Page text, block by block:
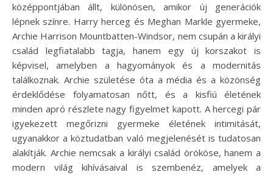
középpontjában állt, különösen, amikor új generációk
lépnek színre. Harry herceg és Meghan Markle gyermeke,
Archie Harrison Mountbatten-Windsor, nem csupán a királyi
család legfiatalabb tagja, hanem egy új korszakot is
képvisel, amelyben a hagyományok és a modernitás
találkoznak. Archie születése óta a média és a közönség
érdeklődése folyamatosan nőtt, és a kisfiú életének
minden apró részlete nagy figyelmet kapott. A hercegi pár
igyekezett megőrizni gyermeke életének intimitását,
ugyanakkor a köztudatban való megjelenését is tudatosan
alakítják. Archie nemcsak a királyi család örököse, hanem a
modern világ kihívásaival is szembenéz, amelyek a